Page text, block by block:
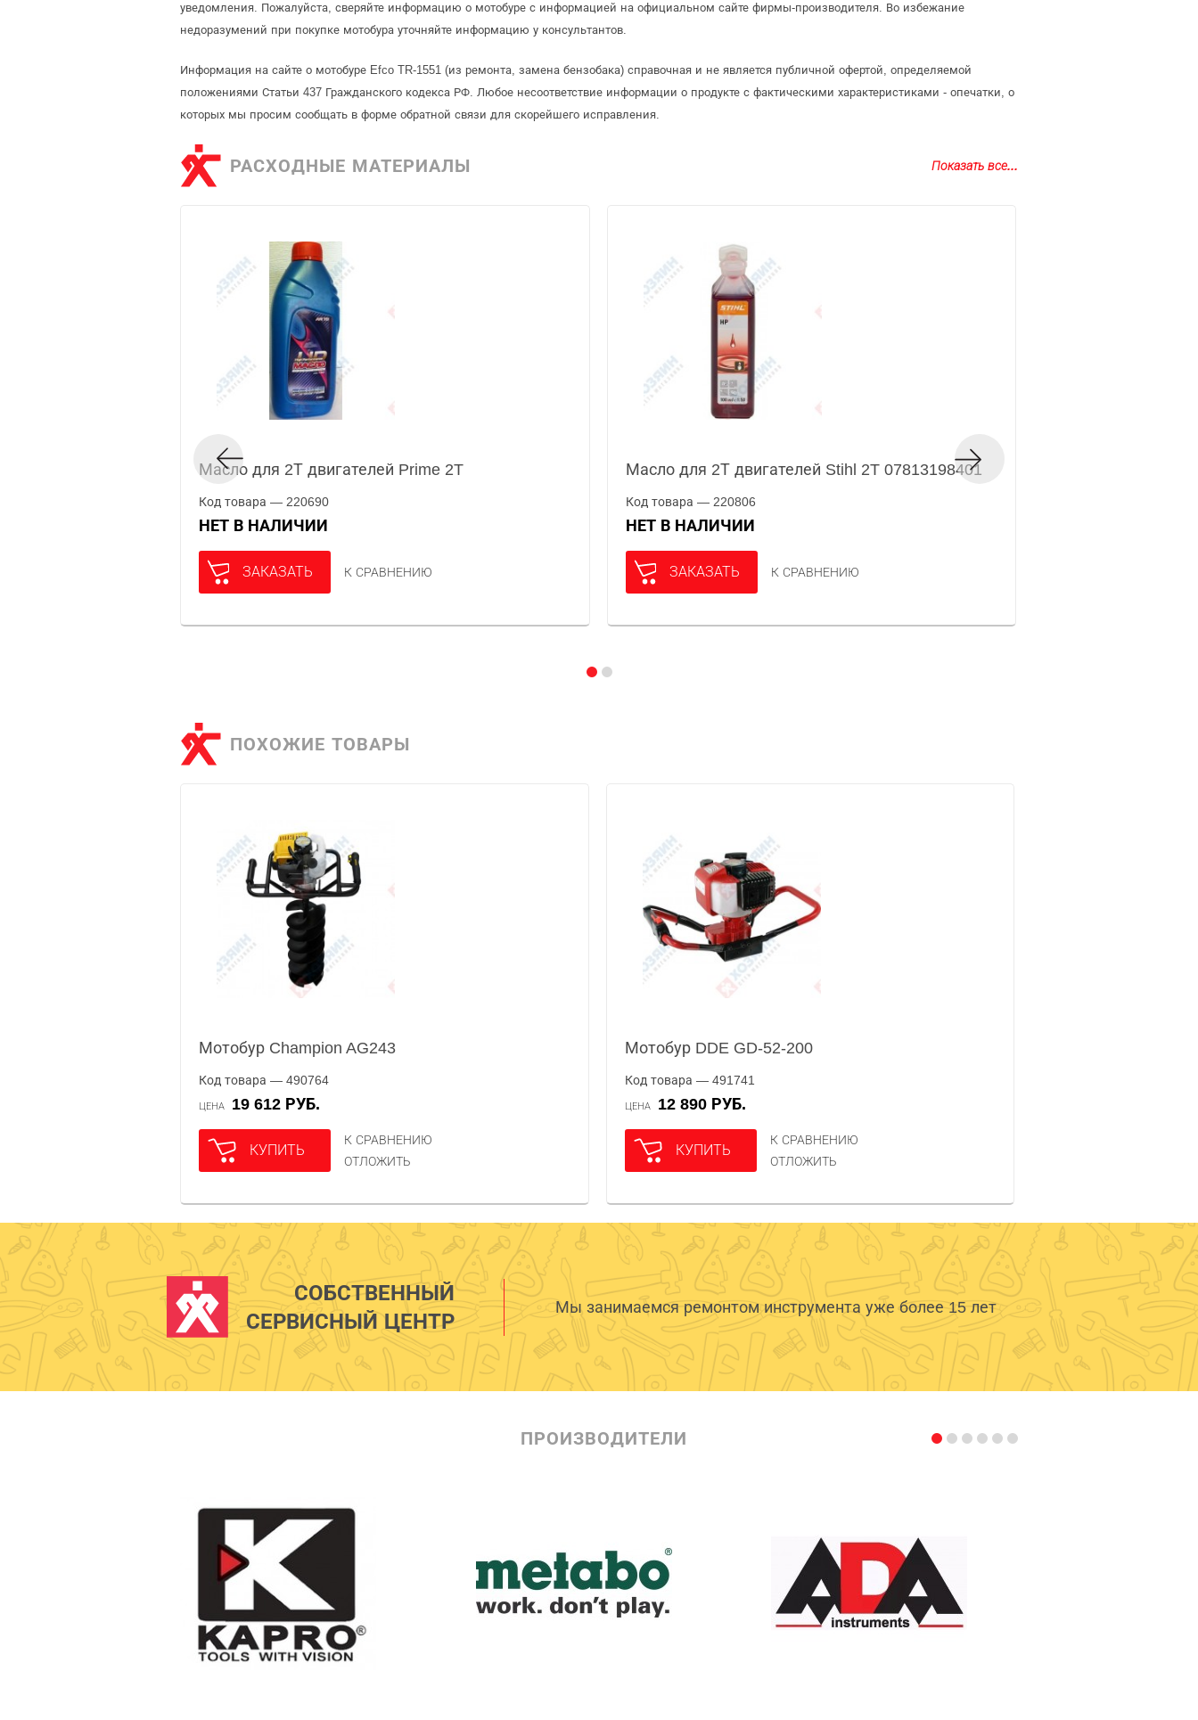
уведомления. Пожалуйста, сверяйте информацию о мотобуре с информацией на официальном сайте фирмы-производителя. Во избежание
недоразумений при покупке мотобура уточняйте информацию у консультантов.
Информация на сайте о мотобуре Efco TR-1551 (из ремонта, замена бензобака) справочная и не является публичной офертой, определяемой
положениями Статьи 437 Гражданского кодекса РФ. Любое несоответствие информации о продукте с фактическими характеристиками - опечатки, о
которых мы просим сообщать в форме обратной связи для скорейшего исправления.
РАСХОДНЫЕ МАТЕРИАЛЫ Показать все...
Масло для 2Т двигателей Prime 2T
Код товара — 220690
НЕТ В НАЛИЧИИ
ЗАКАЗАТЬ К СРАВНЕНИЮ
Масло для 2Т двигателей Stihl 2T 07813198401
Код товара — 220806
НЕТ В НАЛИЧИИ
ЗАКАЗАТЬ К СРАВНЕНИЮ
ПОХОЖИЕ ТОВАРЫ
Мотобур Champion AG243
Код товара — 490764
ЦЕНА 19 612 РУБ.
КУПИТЬ
К СРАВНЕНИЮ
ОТЛОЖИТЬ
Мотобур DDE GD-52-200
Код товара — 491741
ЦЕНА 12 890 РУБ.
КУПИТЬ
К СРАВНЕНИЮ
ОТЛОЖИТЬ
СОБСТВЕННЫЙ
СЕРВИСНЫЙ ЦЕНТР
Мы занимаемся ремонтом инструмента уже более 15 лет
ПРОИЗВОДИТЕЛИ